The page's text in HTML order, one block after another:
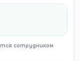
сотрудником